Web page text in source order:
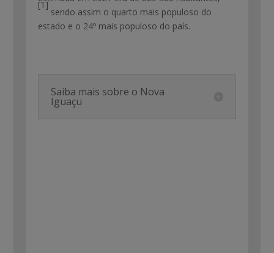
[1]
sendo assim o quarto mais populoso do
estado e o 24º mais populoso do país.
Saiba mais sobre o Nova
Iguaçu